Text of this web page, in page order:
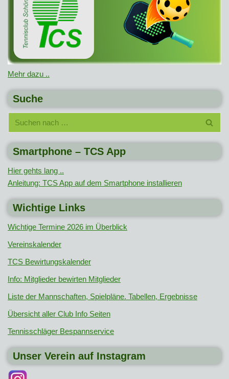
Mehr dazu ..
Suche
Smartphone – TCS App
Hier gehts lang ..
Anleitung: TCS App auf dem Smartphone installieren
Wichtige Links
Wichtige Termine 2026 im Überblick
Vereinskalender
TCS Bewirtungskalender
Info: Mitglieder bewirten Mitglieder
Liste der Mannschaften, Spielpläne. Tabellen, Ergebnisse
Übersicht aller Club Info Seiten
Tennisschläger Bespannservice
Unser Verein auf Instagram